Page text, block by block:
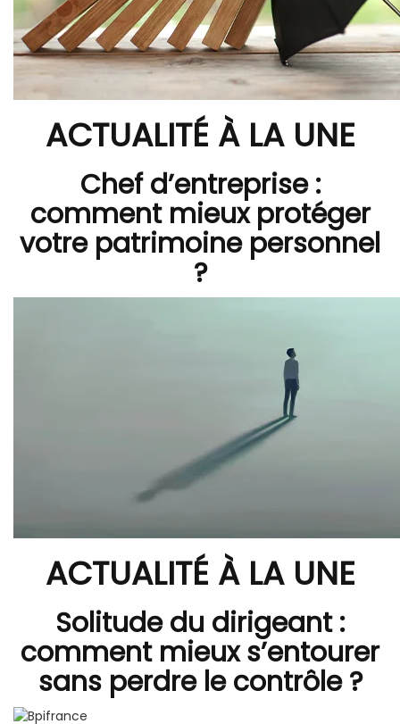
ACTUALITÉ À LA UNE
Chef d’entreprise :
comment mieux protéger
votre patrimoine personnel
?
ACTUALITÉ À LA UNE
Solitude du dirigeant :
comment mieux s’entourer
sans perdre le contrôle ?